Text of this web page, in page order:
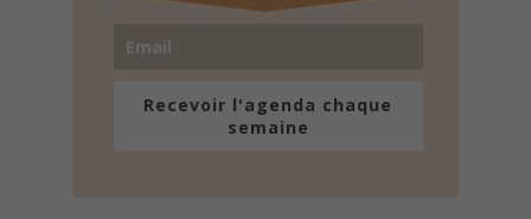
Recevoir l'agenda chaque
semaine